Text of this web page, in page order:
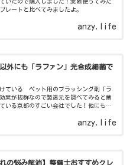
レートと比べてみましたよ。
anzy.life
外にも「ラファン」光合成細菌で
ている ペット用のブラッシング剤「ラ
果が抜群なので製造元を調べてみると菌
いる京都のすごい会社でした！他にも気
anzy.life
れの悩み解消】整備士おすすめクレ